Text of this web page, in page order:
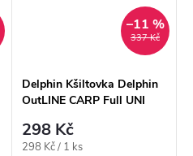
337 Kč
–11 %
Delphin Kšiltovka Delphin
OutLINE CARP Full UNI
298 Kč
Měrná
298 Kč / 1 ks